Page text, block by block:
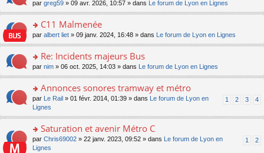
c
e
pl
s
ré
c
nt
n
o
n
le
u
s
ré
e
nt
g
e
n
o
lu
pl
u
ré
e
nt
er
le
m
e
a
g
e
n
n
pl
u
o
n
ult
er
le
m
e
a
g
e
n
o
lu
par greg59 » 09 avr. 2026, 10:57 » dans Le forum de Lyon en Lignes
o
n
ult
er
le
m
e
s
g
e
n
C11 Malmenée
par albert liet » 09 janv. 2024, 16:48 » dans Le forum de Lyon en Lignes
o
n
ult
er
le
m
e
s
s
Re: Incidents majeurs Bus
par nim » 06 oct. 2025, 14:03 » dans Le forum de Lyon en Lignes
o
s
er
le
m
Annonces sonores tramway et métro
1 2 3 4
par Le Rail » 01 févr. 2014, 01:39 » dans
Le forum de Lyon en
Lignes
o
Saturation et avenir Métro C
1 2
par Chris69002 » 22 janv. 2023, 09:52 » dans
Le forum de Lyon en
Lignes